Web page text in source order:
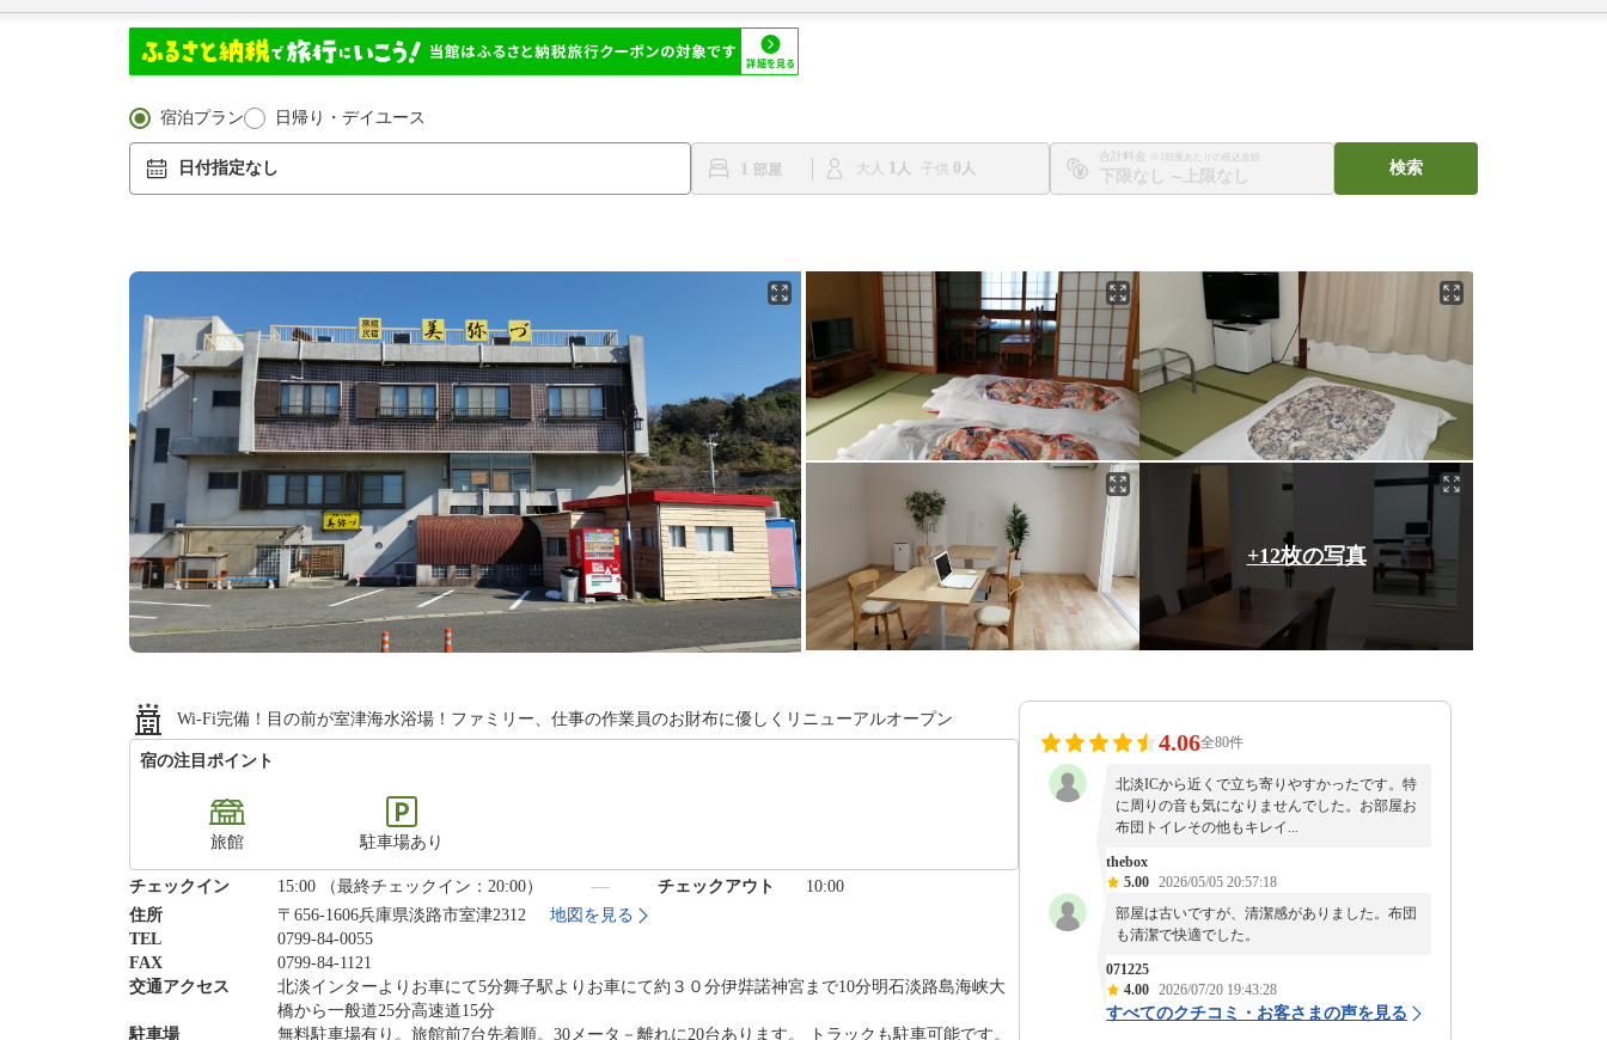
宿泊プラン 日帰り・デイユース
日付指定なし 1 大人 1 子供 0
合計料金 ※1部屋あたりの税込金額
〜
検索
+12枚の写真
Wi-Fi完備！目の前が室津海水浴場！ファミリー、仕事の作業員のお財布に優しくリニューアルオープン
宿の注目ポイント
旅館 駐車場あり
チェックイン 15:00 （最終チェックイン：20:00） チェックアウト
10:00
住所
〒656-1606兵庫県淡路市室津2312
地図を見る
TEL
0799-84-0055
FAX
0799-84-1121
交通アクセス
北淡インターよりお車にて5分舞子駅よりお車にて約３０分伊弉諾神宮まで10分明石淡路島海峡大
橋から一般道25分高速道15分
駐車場
無料駐車場有り。旅館前7台先着順。30メータ－離れに20台あります。 トラックも駐車可能です。
4.06全80件
北淡ICから近くで立ち寄りやすかったです。特
に周りの音も気になりませんでした。お部屋お
布団トイレその他もキレイ...
thebox
5.00 2026/05/05 20:57:18
部屋は古いですが、清潔感がありました。布団
も清潔で快適でした。
071225
4.00 2026/07/20 19:43:28
すべてのクチコミ・お客さまの声を見る